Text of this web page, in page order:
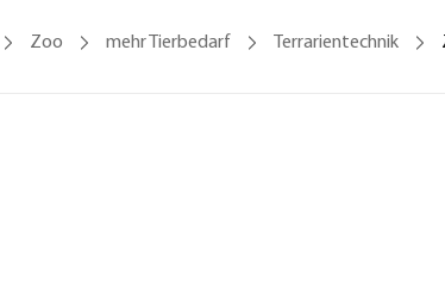
Zoo mehr Tierbedarf Terrarientechnik